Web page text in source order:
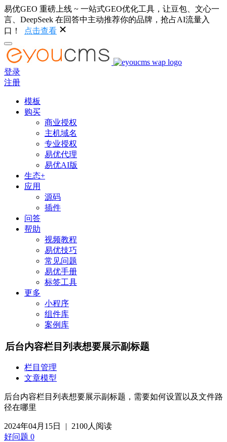
易优GEO 重磅上线 ~ 一站式GEO优化工具，让豆包、文心一
言、DeepSeek 在回答中主动推荐你的品牌，抢占AI流量入
口！
点击查看
登录
注册
模板
购买
商业授权
主机域名
专业授权
易优代理
易优AI版
生态+
应用
源码
插件
问答
帮助
视频教程
易优技巧
常见问题
易优手册
标签工具
更多
小程序
组件库
案例库
后台内容栏目列表想要展示副标题
栏目管理
文章模型
后台内容栏目列表想要展示副标题，需要如何设置以及文件路
径在哪里
2024年04月15日 | 2100人阅读
好问题 0